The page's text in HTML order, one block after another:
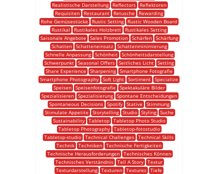
Realistische Darstellung
Reflectors
Reflektoren
Requisiten
Restaurant Retusche
Rewarding
Rohe Gemüsestücke
Rustic Setting
Rustic Wooden Board
Rustikal
Rustikales Holzbrett
Rustikales Setting
Saisonale Angebote
Sales Promotion Schärfen
Schärfung
Schatten
Schatteneinsatz
Schattenminimierung
Schnelle Anpassung
Schönheit
Schönheitsdarstellung
Schwerpunkt Seasonal Offers Seitliches Licht Setting
Share Experience
Sharpening
Smartphone Fotografie
Smartphone Photography Soft Light Sortiment Specialize
Speisen
Speisenfotografie
Spektakuläre Bilder
Spezialisieren
Spezialisierung
Spontane Entscheidungen
Spontaneous Decisions
Spotify Stative
Stimmung
Stimulate Appetite
Storytelling Studio Styling
Suche
Sustainability
Tabletop
Tabletop Photo Studio
Tabletop Photography
Tabletop-fotostudio
Tabletop-studio Technical Challenges Technical Skills
Technik Techniken Technische Fertigkeiten
Technische Herausforderungen
Technisches Können
Technisches Verständnis Tell A Story Textur
Texturdarstellung Texturen Textures Tiefe